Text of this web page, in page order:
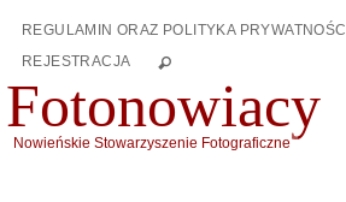
treści
REGULAMIN ORAZ POLITYKA PRYWATNOŚCI
REJESTRACJA
Fotonowiacy
Nowieńskie Stowarzyszenie Fotograficzne